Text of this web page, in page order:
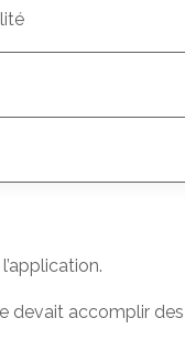
devait accomplir